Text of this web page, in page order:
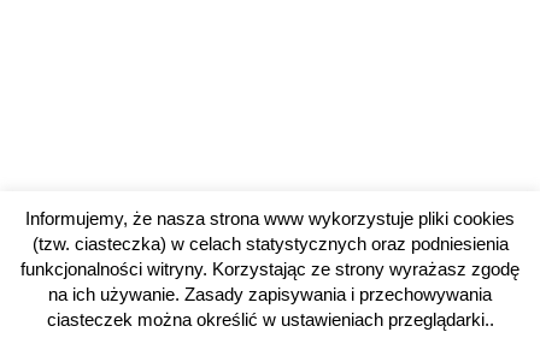
Informujemy, że nasza strona www wykorzystuje pliki cookies
(tzw. ciasteczka) w celach statystycznych oraz podniesienia
funkcjonalności witryny. Korzystając ze strony wyrażasz zgodę
na ich używanie. Zasady zapisywania i przechowywania
ciasteczek można określić w ustawieniach przeglądarki..